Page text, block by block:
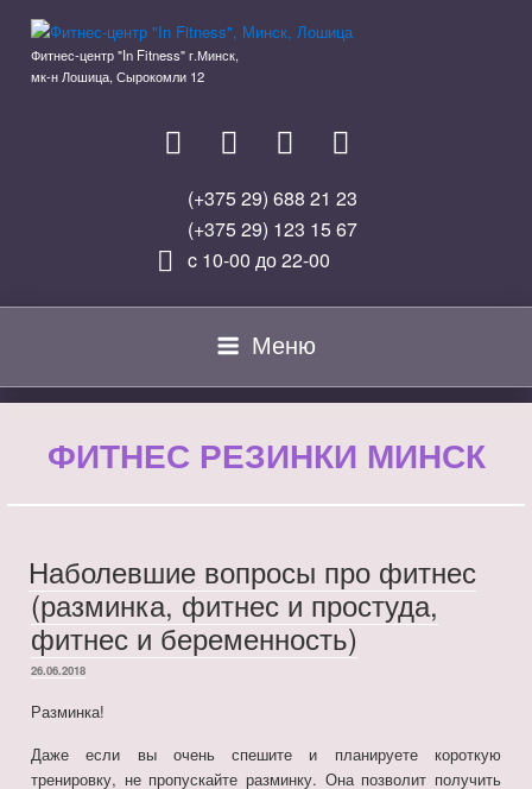
содержимому
Фитнес-центр "In Fitness" г.Минск,
мк-н Лошица, Сырокомли 12
(+375 29) 688 21 23
(+375 29) 123 15 67
c 10-00 до 22-00
Меню
ФИТНЕС РЕЗИНКИ МИНСК
Наболевшие вопросы про фитнес
(разминка, фитнес и простуда,
фитнес и беременность)
ОПУБЛИКОВАНО
26.06.2018
Разминка!
Даже если вы очень спешите и планируете короткую
тренировку, не пропускайте разминку. Она позволит получить